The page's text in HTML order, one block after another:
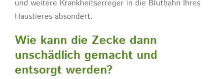
und weitere Krankheitserreger in die Blutbahn Ihres
Haustieres absondert.
Wie kann die Zecke dann
unschädlich gemacht und
entsorgt werden?